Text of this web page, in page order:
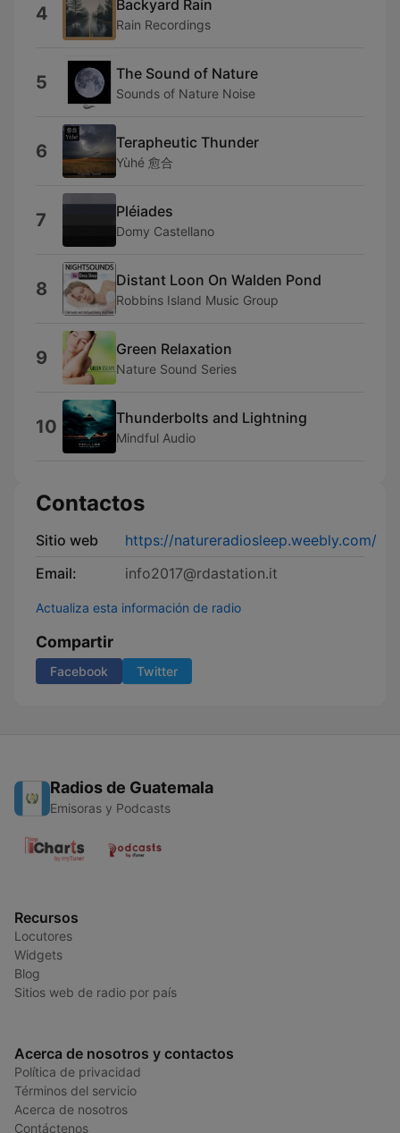
4 Backyard Rain
Rain Recordings
5 The Sound of Nature
Sounds of Nature Noise
6 Terapheutic Thunder
Yùhé 愈合
7 Pléiades
Domy Castellano
8 Distant Loon On Walden Pond
Robbins Island Music Group
9 Green Relaxation
Nature Sound Series
10 Thunderbolts and Lightning
Mindful Audio
Contactos
Sitio web
https://natureradiosleep.weebly.com/
Email:
info2017@rdastation.it
Actualiza esta información de radio
Compartir
Facebook Twitter
Radios de Guatemala
Emisoras y Podcasts
Recursos
Locutores
Widgets
Blog
Sitios web de radio por país
Acerca de nosotros y contactos
Política de privacidad
Términos del servicio
Acerca de nosotros
Contáctenos